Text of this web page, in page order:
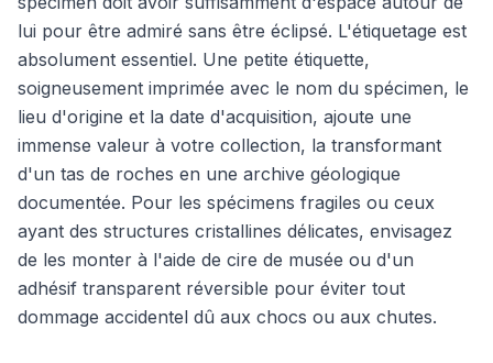
lui pour être admiré sans être éclipsé. L'étiquetage est
absolument essentiel. Une petite étiquette,
soigneusement imprimée avec le nom du spécimen, le
lieu d'origine et la date d'acquisition, ajoute une
immense valeur à votre collection, la transformant
d'un tas de roches en une archive géologique
documentée. Pour les spécimens fragiles ou ceux
ayant des structures cristallines délicates, envisagez
de les monter à l'aide de cire de musée ou d'un
adhésif transparent réversible pour éviter tout
dommage accidentel dû aux chocs ou aux chutes.